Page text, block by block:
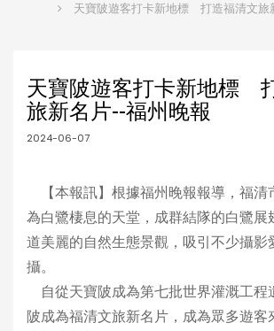
天寶陂遊客打卡新地標 打造福清文旅
天寶陂遊客打卡新地標
旅新名片--福州晚報
2024-06-07
【本報訊】根據福州晚報報導，福清
為白鷺棲息的天堂，成群結隊的白鷺展
道美麗的自然生態景觀，吸引不少攝影
攝。
自從天寶陂成為第七批世界灌溉工程
陂成為福清文旅新名片，成為眾多遊客